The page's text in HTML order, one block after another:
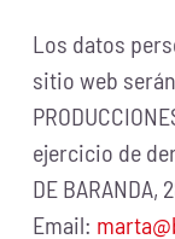
Los datos
sitio web
ejercicio de
DE BARANDA,
Email: